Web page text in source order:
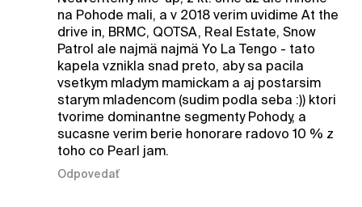
na Pohode mali, a v 2018 verim uvidime At the
drive in, BRMC, QOTSA, Real Estate, Snow
Patrol ale najmä najmä Yo La Tengo - tato
kapela vznikla snad preto, aby sa pacila
vsetkym mladym mamickam a aj postarsim
starym mladencom (sudim podla seba :)) ktori
tvorime dominantne segmenty Pohody, a
sucasne verim berie honorare radovo 10 % z
toho co Pearl jam.
Odpovedať